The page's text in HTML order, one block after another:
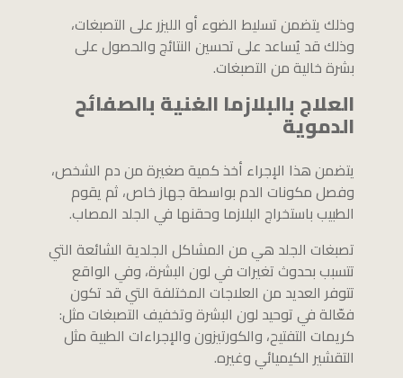
وذلك يتضمن تسليط الضوء أو الليزر على التصبغات،
وذلك قد يُساعد على تحسين النتائج والحصول على
بشرة خالية من التصبغات.
العلاج بالبلازما الغنية بالصفائح
الدموية
يتضمن هذا الإجراء أخذ كمية صغيرة من دم الشخص،
وفصل مكونات الدم بواسطة جهاز خاص، ثم يقوم
الطبيب باستخراج البلازما وحقنها في الجلد المصاب.
تصبغات الجلد هي من المشاكل الجلدية الشائعة التي
تتسبب بحدوث تغيرات في لون البشرة، وفي الواقع
تتوفر العديد من العلاجات المختلفة التي قد تكون
فعّالة في توحيد لون البشرة وتخفيف التصبغات مثل:
كريمات التفتيح، والكورتيزون والإجراءات الطبية مثل
التقشير الكيميائي وغيره.